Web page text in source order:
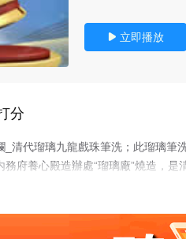
 立即播放
分
_清代瑠璃九龍戲珠筆洗；此瑠璃
務府養心殿造辦處“瑠璃廠”燒造，
器型豐滿、雍容華貴、造型爲“九龍
，實乃宮廷皇家皇帝專屬禦用之重